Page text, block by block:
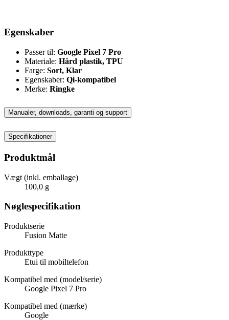
Egenskaber
Passer til: Google Pixel 7 Pro
Materiale: Hård plastik, TPU
Farge: Sort, Klar
Egenskaber: Qi-kompatibel
Merke: Ringke
Manualer, downloads, garanti og support
Specifikationer
Produktmål
Vægt (inkl. emballage)
100,0 g
Nøglespecifikation
Produktserie
Fusion Matte
Produkttype
Etui til mobiltelefon
Kompatibel med (model/serie)
Google Pixel 7 Pro
Kompatibel med (mærke)
Google